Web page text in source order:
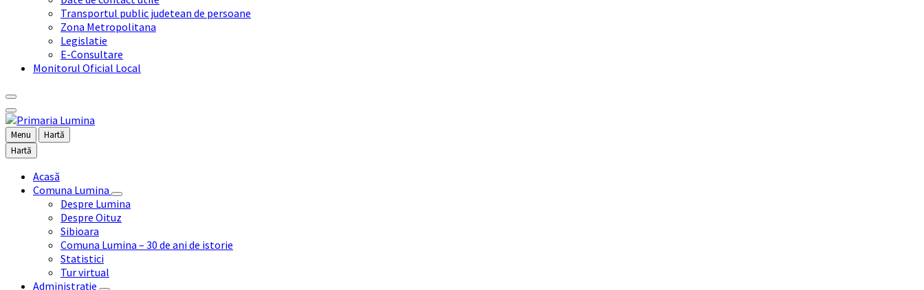
Transportul public judetean de persoane
Zona Metropolitana
Legislatie
E-Consultare
Monitorul Oficial Local
Menu
Hartă
Hartă
Acasă
Comuna Lumina
Despre Lumina
Despre Oituz
Sibioara
Comuna Lumina – 30 de ani de istorie
Statistici
Tur virtual
Administrație